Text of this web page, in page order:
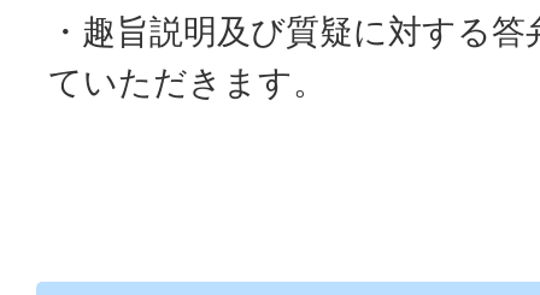
・趣旨説明及び質疑に対する
ていただきます。